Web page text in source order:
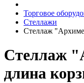
Торговое
Стеллажи
Стеллаж
Стеллаж
длина